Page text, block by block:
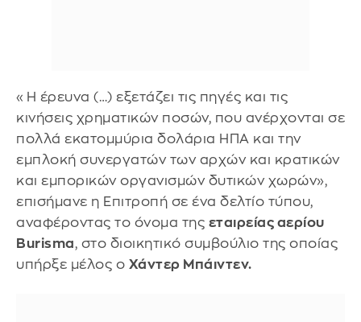
«Η έρευνα (…) εξετάζει τις πηγές και τις
κινήσεις χρηματικών ποσών, που ανέρχονται σε
πολλά εκατομμύρια δολάρια ΗΠΑ και την
εμπλοκή συνεργατών των αρχών και κρατικών
και εμπορικών οργανισμών δυτικών χωρών»,
επισήμανε η Επιτροπή σε ένα δελτίο τύπου,
αναφέροντας το όνομα της εταιρείας αερίου
Burisma, στο διοικητικό συμβούλιο της οποίας
υπήρξε μέλος ο Χάντερ Μπάιντεν.